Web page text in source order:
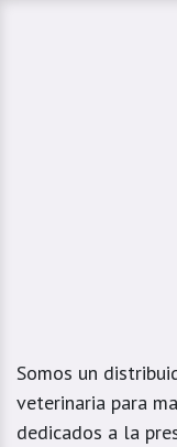
Somos un
veterinaria para
dedicados a la